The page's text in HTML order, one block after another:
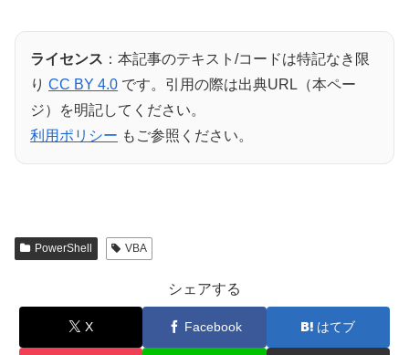
ライセンス ：本記事のテキスト/コードは特記なき限
り CC BY 4.0 です。引用の際は出典URL（本ペー
ジ）を明記してください。
利用ポリシー もご参照ください。
PowerShell VBA
シェアする
X Facebook はてブ